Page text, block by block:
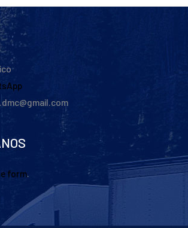
form.